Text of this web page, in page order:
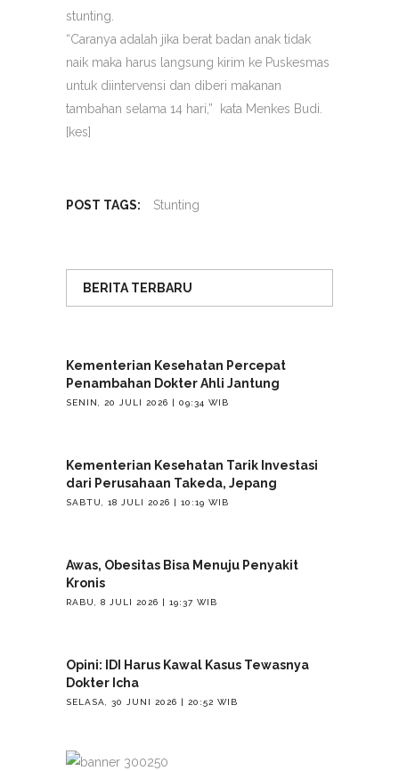
stunting.
“Caranya adalah jika berat badan anak tidak
naik maka harus langsung kirim ke Puskesmas
untuk diintervensi dan diberi makanan
tambahan selama 14 hari,” kata Menkes Budi.
[kes]
POST TAGS: Stunting
BERITA TERBARU
Kementerian Kesehatan Percepat
Penambahan Dokter Ahli Jantung
SENIN, 20 JULI 2026 | 09:34 WIB
Kementerian Kesehatan Tarik Investasi
dari Perusahaan Takeda, Jepang
SABTU, 18 JULI 2026 | 10:19 WIB
Awas, Obesitas Bisa Menuju Penyakit
Kronis
RABU, 8 JULI 2026 | 19:37 WIB
Opini: IDI Harus Kawal Kasus Tewasnya
Dokter Icha
SELASA, 30 JUNI 2026 | 20:52 WIB